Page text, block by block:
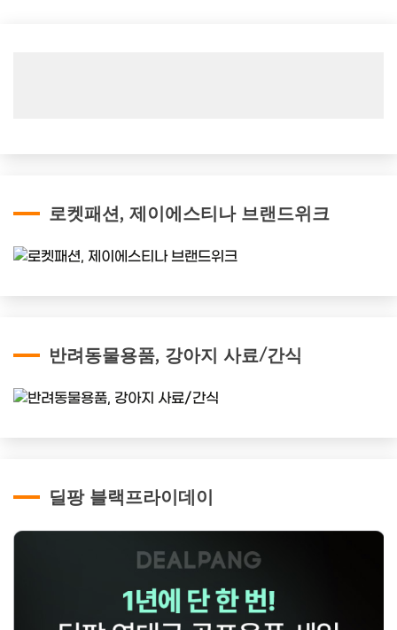
로켓패션, 제이에스티나 브랜드위크
반려동물용품, 강아지 사료/간식
딜팡 블랙프라이데이